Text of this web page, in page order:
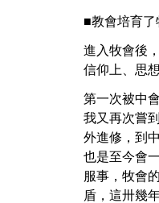
■教會培育了
進入牧會後
信仰上、思
第一次被中
我又再次嘗
外進修，到
也是至今會
服事，牧會
盾，這卅幾